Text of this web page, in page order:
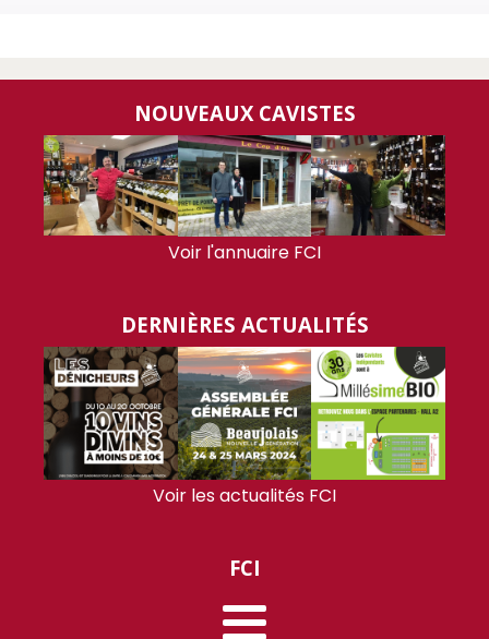
NOUVEAUX CAVISTES
Voir l'annuaire FCI
DERNIÈRES ACTUALITÉS
Voir les actualités FCI
FCI